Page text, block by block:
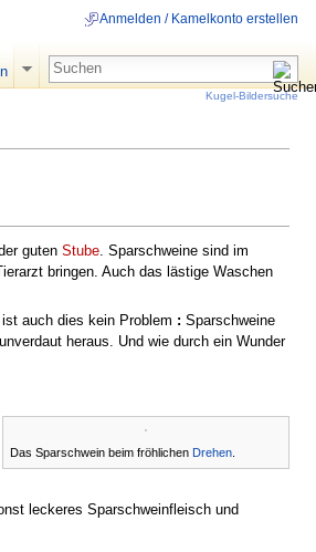
guten Stube . Sparschweine sind im
bringen. Auch das lästige Waschen
auch dies kein Problem : Sparschweine
heraus. Und wie durch ein Wunder
Das Sparschwein beim fröhlichen Drehen
leckeres Sparschweinfleisch und
Anmelden / Kamelkonto erstellen
Kugel-Bildersuche